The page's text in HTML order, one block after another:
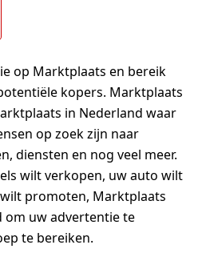
op Marktplaats en bereik
kopers. Marktplaats
in Nederland waar
op zoek zijn naar
diensten en nog veel meer.
wilt verkopen, uw auto wilt
promoten, Marktplaats
om uw advertentie te
te bereiken.